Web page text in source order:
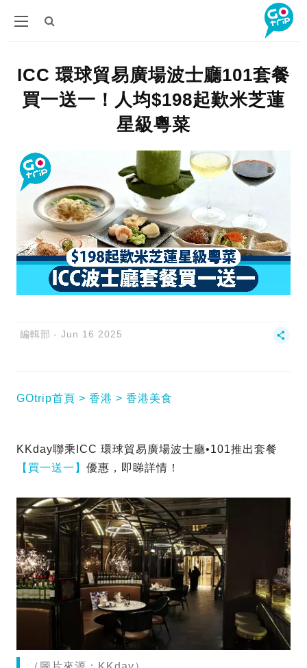
ICC 環球貿易廣場波士廳101套餐
買一送一！人均$198起歎米芝蓮
星級粵菜
編輯部 Jun 16 2025
GOtrip首頁 香港 香港美食
KKday聯乘ICC 環球貿易廣場波士廳•101推出套餐
【買一送一】 優惠，即睇詳情！